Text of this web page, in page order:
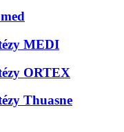
MEDI
ORTEX
Thuasne